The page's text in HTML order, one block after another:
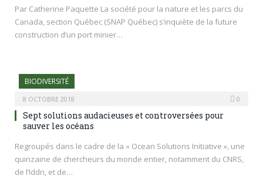
Par Catherine Paquette La société pour la nature et les parcs du
Canada, section Québec (SNAP Québec) s’inquiète de la future
construction d’un port minier…
BIODIVERSITÉ
8 OCTOBRE 2018 0
Sept solutions audacieuses et controversées pour
sauver les océans
Regroupés dans le cadre de la « Ocean Solutions Initiative », une
quinzaine de chercheurs du monde entier, notamment du CNRS,
de l’Iddri, et de…